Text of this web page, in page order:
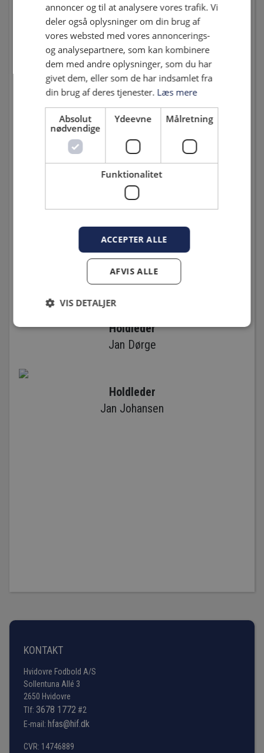
Fysioterapeut
Simon Rasmussen
Læge
Mathias Barslund Gregersen
Holdledere
Holdleder
Benjamin Andersson
Holdleder
Jan Dørge
Holdleder
Jan Johansen
KONTAKT
Hvidovre Fodbold A/S
Sollentuna Allé 3
2650 Hvidovre
Tlf: 3678 1772 #2
E-mail: hfas@hif.dk
CVR: 14746889
annoncer og til at analysere vores trafik. Vi
deler også oplysninger om din brug af
vores websted med vores annoncerings-
og analysepartnere, som kan kombinere
dem med andre oplysninger, som du har
givet dem, eller som de har indsamlet fra
din brug af deres tjenester. Læs mere
Absolut
nødvendige
Ydeevne Målretning
Funktionalitet
ACCEPTER ALLE
AFVIS ALLE
VIS DETALJER